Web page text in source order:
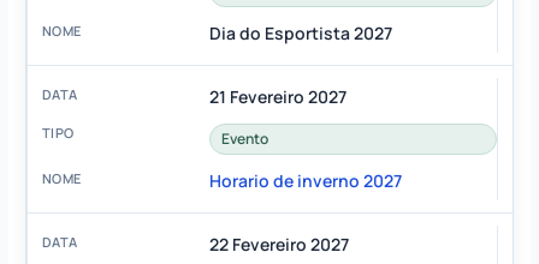
Dia do Esportista 2027
21 Fevereiro 2027
Evento
Horario de inverno 2027
22 Fevereiro 2027